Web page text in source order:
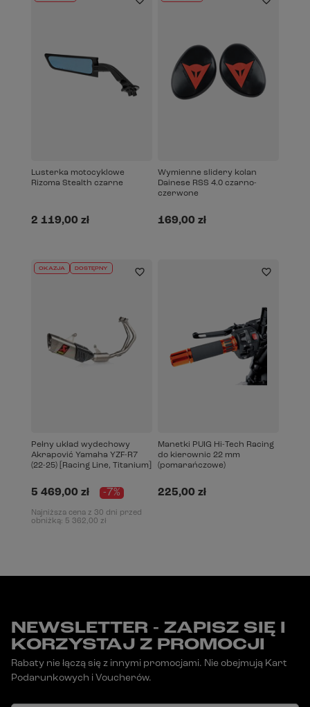
Lusterka motocyklowe
Rizoma Stealth czarne
2 119,00 zł
Wymienne slidery kolan
Dainese RSS 4.0 czarno-
czerwone
169,00 zł
OKAZJA DOSTĘPNY
Pełny układ wydechowy
Akrapović Yamaha YZF-R7
(22-25) [Racing Line, Titanium]
5 469,00 zł -7%
Najniższa cena z 30 dni przed
obniżką: 5 362,00 zł
Manetki PUIG Hi-Tech Racing
do kierownic 22 mm
(pomarańczowe)
225,00 zł
NEWSLETTER - ZAPISZ SIĘ I
KORZYSTAJ Z PROMOCJI
Rabaty nie łączą się z innymi promocjami. Nie obejmują Kart
Podarunkowych i Voucherów.